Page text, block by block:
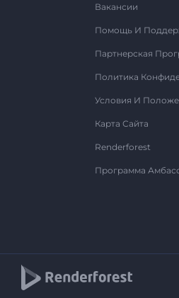
Вакансии
Помощь И
Партнерская
Политика
Условия И
Карта Сайта
Renderforest
Программа